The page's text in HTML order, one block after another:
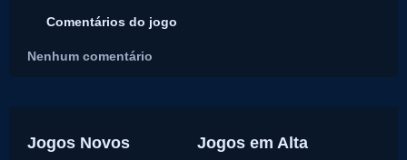
Comentários do jogo
Nenhum comentário
Jogos Novos Jogos em Alta